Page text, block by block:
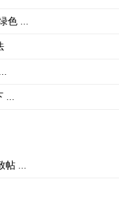
色 ...
...
帖 ...